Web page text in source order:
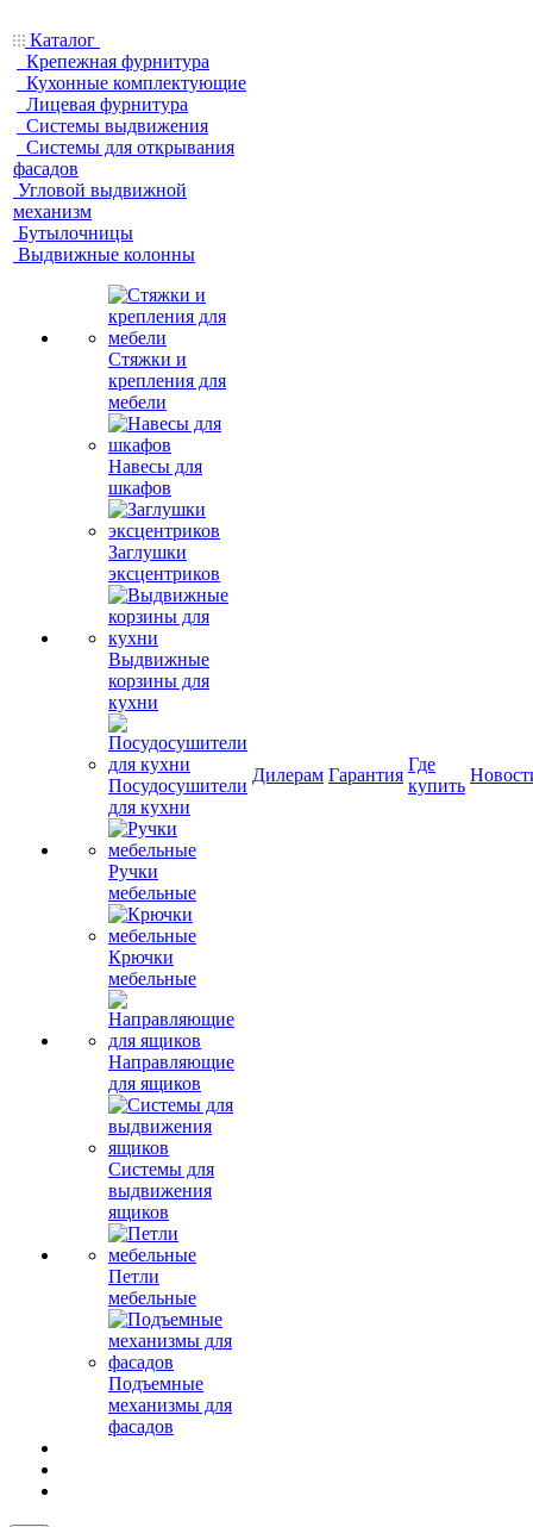
Каталог
Крепежная фурнитура
Кухонные комплектующие
Лицевая фурнитура
Системы выдвижения
Системы для открывания
фасадов
Угловой выдвижной
механизм
Бутылочницы
Выдвижные колонны
Стяжки и
крепления для
мебели
Навесы для
шкафов
Заглушки
эксцентриков
Выдвижные
корзины для
кухни
Посудосушители
для кухни
Ручки
мебельные
Крючки
мебельные
Направляющие
для ящиков
Системы для
выдвижения
ящиков
Петли
мебельные
Подъемные
механизмы для
фасадов
Дилерам Гарантия
Где
купить